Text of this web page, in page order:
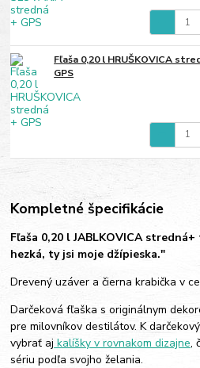
Fľaša 0,20 l HRUŠKOVICA
GPS
Kompletné špecifikácie
Fľaša 0,20 l JABLKOVICA
hezká, ty jsi moje džípieska."
Drevený uzáver a čierna krabička v
Darčeková fľaška s originálnym
pre milovníkov destilátov. K
vybrať aj kalíšky v rovnakom dizajne,
sériu podľa svojho želania.